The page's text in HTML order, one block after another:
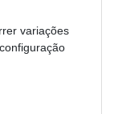
variações